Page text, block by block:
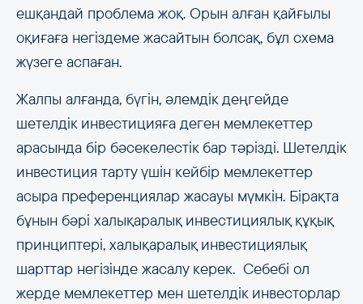
ешқандай проблема жоқ. Орын алған қайғылы
оқиғаға негіздеме жасайтын болсақ, бұл схема
жүзеге аспаған.
Жалпы алғанда, бүгін, әлемдік деңгейде
шетелдік инвестицияға деген мемлекеттер
арасында бір бәсекелестік бар тәрізді. Шетелдік
инвестиция тарту үшін кейбір мемлекеттер
асыра преференциялар жасауы мүмкін. Бірақта
бұнын бәрі халықаралық инвестициялық құқық
принциптері, халықаралық инвестициялық
шарттар негізінде жасалу керек. Себебі ол
жерде мемлекеттер мен шетелдік инвесторлар